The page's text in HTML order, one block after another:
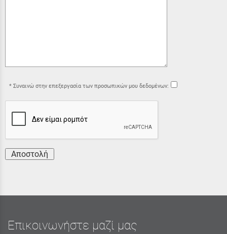
Συναινώ στην επεξεργασία των προσωπικών μου δεδομένων:
Αποστολή
Επικοινωνήστε μαζί μας